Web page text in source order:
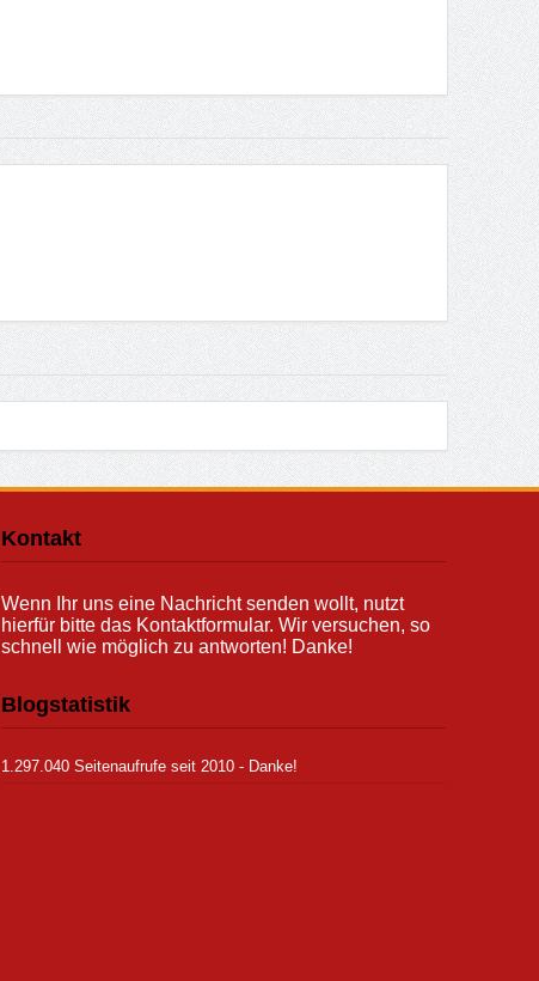
Kontakt
Wenn Ihr uns eine Nachricht senden wollt, nutzt
hierfür bitte das Kontaktformular. Wir versuchen, so
schnell wie möglich zu antworten! Danke!
Blogstatistik
1.297.040 Seitenaufrufe seit 2010 - Danke!